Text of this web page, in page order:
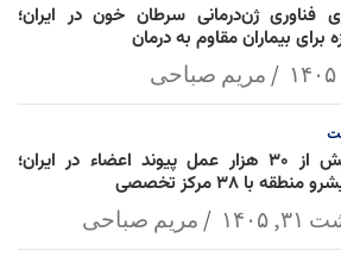
فناوری ژن‌درمانی سرطان خون در ایران؛
برای بیماران مقاوم به درمان
مریم صباحی
انجام بیش از ۳۰ هزار عمل پیوند اعضاء در ایران؛
با ۳۸ مرکز تخصصی
۱۴۰۵ مریم صباحی